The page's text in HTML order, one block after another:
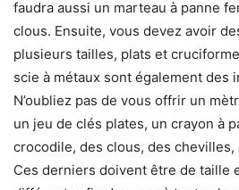
faudra aussi un marteau à panne
clous. Ensuite, vous devez avoir
plusieurs tailles, plats et
scie à métaux sont également des
N’oubliez pas de vous offrir un
un jeu de clés plates, un crayon à
crocodile, des clous, des
Ces derniers doivent être de taille